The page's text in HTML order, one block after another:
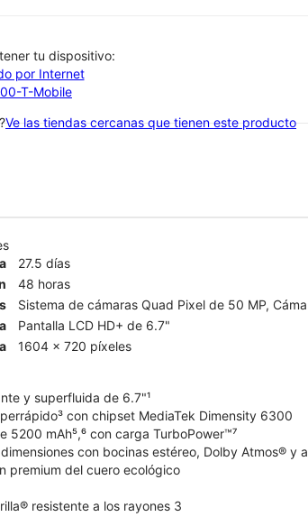
tu dispositivo:
por Internet
T-Mobile
Ve las tiendas cercanas que tienen este producto
27.5 días
48 horas
Sistema de cámaras Quad Pixel de 50 MP,
Pantalla LCD HD+ de 6.7"
1604 x 720 píxeles
y superfluida de 6.7"¹
con chipset MediaTek Dimensity 6300
5200 mAh⁵,⁶ con carga TurboPower™⁷
con bocinas estéreo, Dolby Atmos® y
premium del cuero ecológico
resistente a los rayones 3